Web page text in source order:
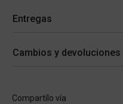
Entregas
Cambios y devoluciones
Compartílo vía